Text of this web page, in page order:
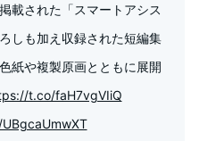
載された「スマートアシス
しも加え収録された短編集
紙や複製原画とともに展開
t.co/faH7vgVIiQ